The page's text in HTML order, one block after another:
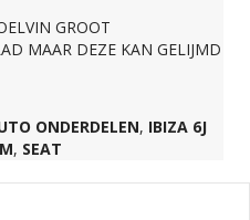
GROOT
MAAR DEZE KAN GELIJMD
ONDERDELEN, IBIZA 6J
, SEAT